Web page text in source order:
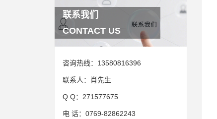
联系我们
CONTACT US
咨询热线： 13580816396
联系人： 肖先生
Q Q： 271577675
电 话： 0769-82862243